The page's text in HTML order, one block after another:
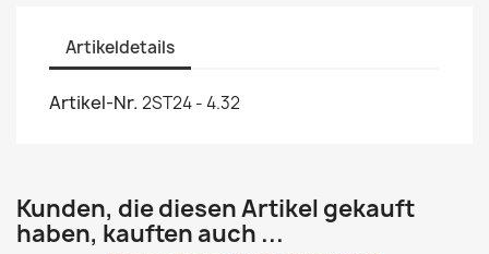
Artikeldetails
Artikel-Nr. 2ST24 - 4.32
Kunden, die diesen Artikel gekauft
haben, kauften auch ...